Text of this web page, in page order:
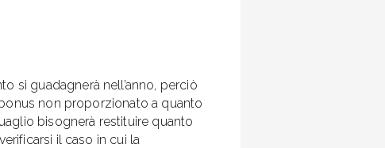
si guadagnerà nell’anno, perciò
non proporzionato a quanto
bisognerà restituire quanto
il caso in cui la